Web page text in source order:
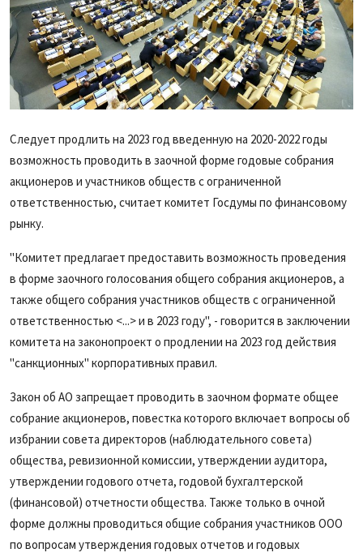
Следует продлить на 2023 год введенную на 2020-2022 годы
возможность проводить в заочной форме годовые собрания
акционеров и участников обществ с ограниченной
ответственностью, считает комитет Госдумы по финансовому
рынку.
"Комитет предлагает предоставить возможность проведения
в форме заочного голосования общего собрания акционеров, а
также общего собрания участников обществ с ограниченной
ответственностью <...> и в 2023 году", - говорится в заключении
комитета на законопроект о продлении на 2023 год действия
"санкционных" корпоративных правил.
Закон об АО запрещает проводить в заочном формате общее
собрание акционеров, повестка которого включает вопросы об
избрании совета директоров (наблюдательного совета)
общества, ревизионной комиссии, утверждении аудитора,
утверждении годового отчета, годовой бухгалтерской
(финансовой) отчетности общества. Также только в очной
форме должны проводиться общие собрания участников ООО
по вопросам утверждения годовых отчетов и годовых